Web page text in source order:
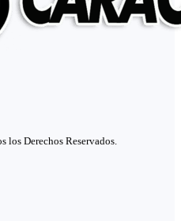
los Derechos Reservados.